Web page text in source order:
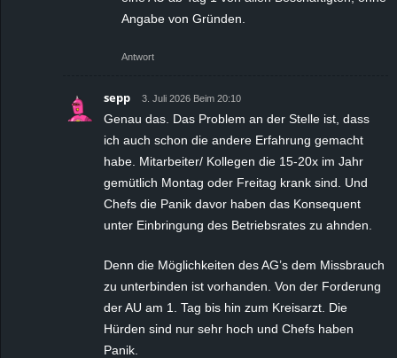
Angabe von Gründen.
Antwort
sepp 3. Juli 2026 Beim 20:10
Genau das. Das Problem an der Stelle ist, dass
ich auch schon die andere Erfahrung gemacht
habe. Mitarbeiter/ Kollegen die 15-20x im Jahr
gemütlich Montag oder Freitag krank sind. Und
Chefs die Panik davor haben das Konsequent
unter Einbringung des Betriebsrates zu ahnden.
Denn die Möglichkeiten des AG’s dem Missbrauch
zu unterbinden ist vorhanden. Von der Forderung
der AU am 1. Tag bis hin zum Kreisarzt. Die
Hürden sind nur sehr hoch und Chefs haben
Panik.